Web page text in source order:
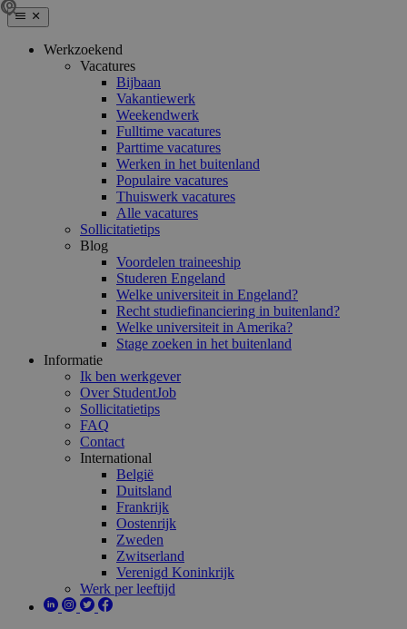
Werkzoekend
Vacatures
Bijbaan
Vakantiewerk
Weekendwerk
Fulltime vacatures
Parttime vacatures
Werken in het buitenland
Populaire vacatures
Thuiswerk vacatures
Alle vacatures
Sollicitatietips
Blog
Voordelen traineeship
Studeren Engeland
Welke universiteit in Engeland?
Recht studiefinanciering in buitenland?
Welke universiteit in Amerika?
Stage zoeken in het buitenland
Informatie
Ik ben werkgever
Over StudentJob
Sollicitatietips
FAQ
Contact
International
België
Duitsland
Frankrijk
Oostenrijk
Zweden
Zwitserland
Verenigd Koninkrijk
Werk per leeftijd